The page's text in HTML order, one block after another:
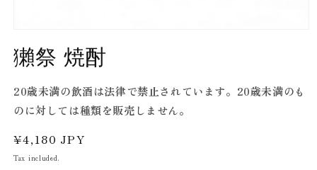
1
in
獺祭 焼酎
20歳未満の飲酒は法律で禁止されています。20歳未満のも
のに対しては種類を販売しません。
Regular
price
¥4,180 JPY
Tax included.